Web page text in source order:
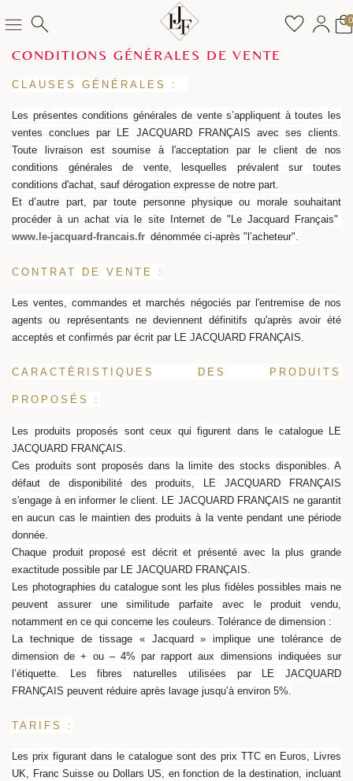
0
CONDITIONS GÉNÉRALES DE VENTE
CLAUSES GÉNÉRALES :
Les présentes conditions générales de vente s’appliquent à toutes les
ventes conclues par LE JACQUARD FRANÇAIS avec ses clients.
Toute livraison est soumise à l'acceptation par le client de nos
conditions générales de vente, lesquelles prévalent sur toutes
conditions d'achat, sauf dérogation expresse de notre part.
Et d’autre part, par toute personne physique ou morale souhaitant
procéder à un achat via le site Internet de "Le Jacquard Français"
www.le-jacquard-francais.fr dénommée ci-après "l’acheteur".
C ONTRAT DE VENTE :
Les ventes, commandes et marchés négociés par l'entremise de nos
agents ou représentants ne deviennent définitifs qu'après avoir été
acceptés et confirmés par écrit par LE JACQUARD FRANÇAIS.
CARACTÉRISTIQUES DES PRODUITS
PROPOSÉS :
Les produits proposés sont ceux qui figurent dans le catalogue LE
JACQUARD FRANÇAIS.
Ces produits sont proposés dans la limite des stocks disponibles. A
défaut de disponibilité des produits, LE JACQUARD FRANÇAIS
s'engage à en informer le client. LE JACQUARD FRANÇAIS ne garantit
en aucun cas le maintien des produits à la vente pendant une période
donnée.
Chaque produit proposé est décrit et présenté avec la plus grande
exactitude possible par LE JACQUARD FRANÇAIS.
Les photographies du catalogue sont les plus fidèles possibles mais ne
peuvent assurer une similitude parfaite avec le produit vendu,
notamment en ce qui concerne les couleurs. Tolérance de dimension :
La technique de tissage « Jacquard » implique une tolérance de
dimension de + ou – 4% par rapport aux dimensions indiquées sur
l’étiquette. Les fibres naturelles utilisées par LE JACQUARD
FRANÇAIS peuvent réduire après lavage jusqu’à environ 5%.
TARIFS :
Les prix figurant dans le catalogue sont des prix TTC en Euros, Livres
UK, Franc Suisse ou Dollars US, en fonction de la destination, incluant